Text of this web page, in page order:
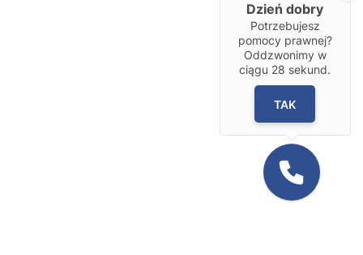
Dzień dobry
Potrzebujesz
pomocy prawnej?
Oddzwonimy w
ciągu 28 sekund.
TAK